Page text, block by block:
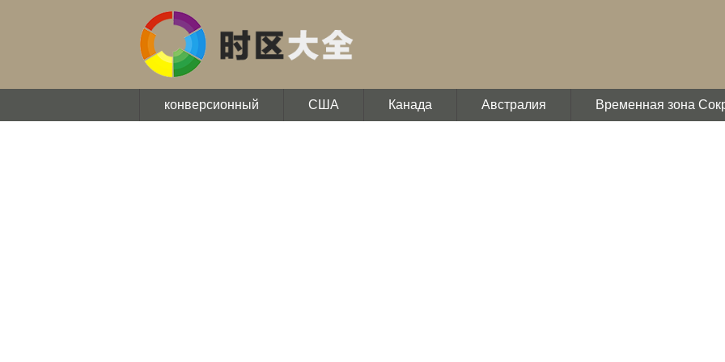
конверсионный США Канада Австралия Временная зона